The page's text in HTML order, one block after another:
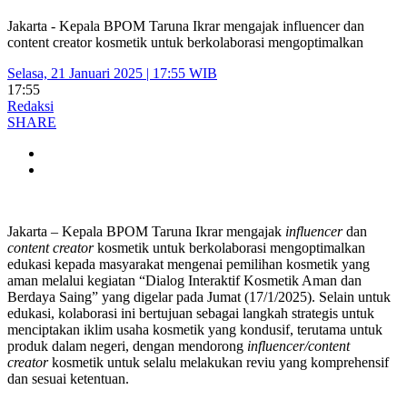
Jakarta - Kepala BPOM Taruna Ikrar mengajak influencer dan
content creator kosmetik untuk berkolaborasi mengoptimalkan
Selasa, 21 Januari 2025 | 17:55 WIB
17:55
Redaksi
SHARE
Jakarta – Kepala BPOM Taruna Ikrar mengajak influencerdan
content creatorkosmetik untuk berkolaborasi mengoptimalkan
edukasi kepada masyarakat mengenai pemilihan kosmetik yang
aman melalui kegiatan “Dialog Interaktif Kosmetik Aman dan
Berdaya Saing” yang digelar pada Jumat (17/1/2025). Selain untuk
edukasi, kolaborasi ini bertujuan sebagai langkah strategis untuk
menciptakan iklim usaha kosmetik yang kondusif, terutama untuk
produk dalam negeri, dengan mendorong influencer/content
creatorkosmetik untuk selalu melakukan reviu yang komprehensif
dan sesuai ketentuan.